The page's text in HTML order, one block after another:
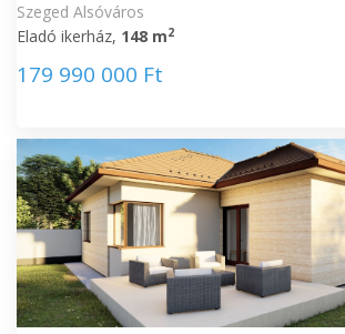
Szeged Alsóváros
Eladó ikerház, 148 m2
179 990 000 Ft